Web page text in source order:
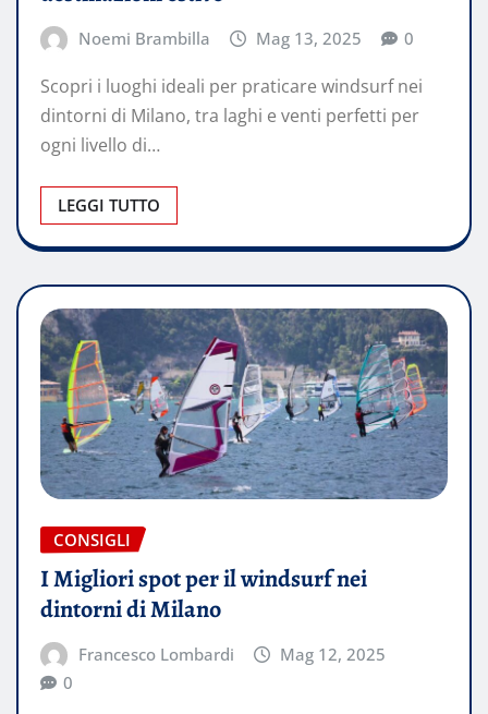
Noemi Brambilla Mag 13, 2025 0
Scopri i luoghi ideali per praticare windsurf nei
dintorni di Milano, tra laghi e venti perfetti per
ogni livello di…
LEGGI TUTTO
CONSIGLI
I Migliori spot per il windsurf nei
dintorni di Milano
Francesco Lombardi
Mag 12, 2025
0